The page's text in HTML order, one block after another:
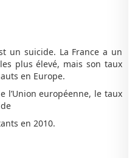
un suicide. La France a un
plus élevé, mais son taux
en Europe.
l’Union européenne, le taux
en 2010.